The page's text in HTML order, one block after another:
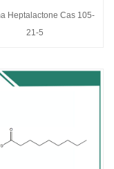
Heptalactone Cas 105-
21-5